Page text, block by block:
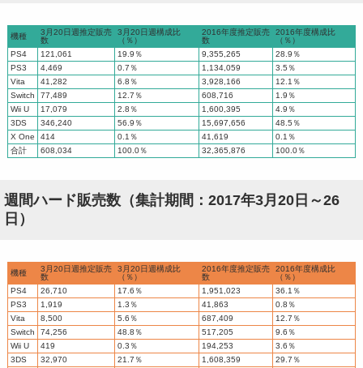
機種
3月20日週推定販売
数
3月20日週構成比
（％）
2016年度推定販売
数
2016年度構成比
（％）
PS4
121,061 19.9％ 9,355,265
28.9％
PS3
4,469 0.7％ 1,134,059
3.5％
Vita
41,282 6.8％ 3,928,166
12.1％
Switch
77,489 12.7％ 608,716
1.9％
Wii U
17,079 2.8％ 1,600,395
4.9％
3DS
346,240 56.9％ 15,697,656
48.5％
X One
414 0.1％ 41,619
0.1％
合計
608,034 100.0％ 32,365,876 100.0％
週間ハード販売数（集計期間：2017年3月20日～26
日）
機種
3月20日週推定販売
数
3月20日週構成比
（％）
2016年度推定販売
数
2016年度構成比
（％）
PS4
26,710 17.6％ 1,951,023
36.1％
PS3
1,919 1.3％ 41,863
0.8％
Vita
8,500 5.6％ 687,409
12.7％
Switch
74,256 48.8％ 517,205
9.6％
Wii U
419 0.3％ 194,253
3.6％
3DS
32,970 21.7％ 1,608,359
29.7％